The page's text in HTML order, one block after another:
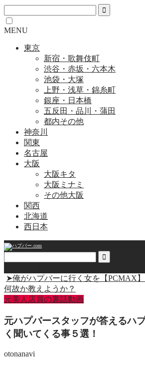
MENU
東京
新宿・歌舞伎町
渋谷・赤坂・六本木
池袋・大塚
上野・浅草・錦糸町
銀座・日本橋
五反田・品川・蒲田
都内その他
神奈川
関東
名古屋
大阪
大阪キタ
大阪ミナミ
その他大阪
関西
北海道
西日本
➤俺がハプバーに行く女を【PCMAX
何故か教えようか？
元美人店員の裏話動画
元ハプバースタッフが答えるハ
く聞いてくる事５選！
otonanavi